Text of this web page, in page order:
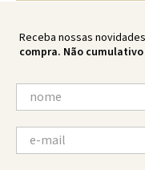
Receba nossas
compra. Não